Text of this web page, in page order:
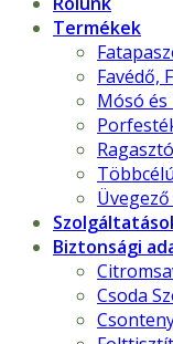
Termékek
Favédő,
Mósó
Biztonsági
Csoda